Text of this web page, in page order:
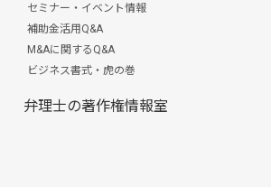
セミナー・イベント情報
補助金活用Q&A
M&Aに関するQ&A
ビジネス書式・虎の巻
弁理士の著作権情報室